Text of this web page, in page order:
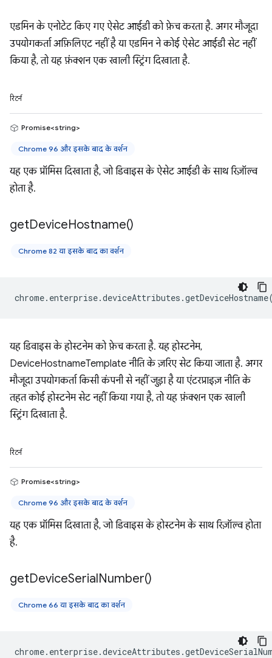
एडमिन के एनोटेट किए गए ऐसेट आईडी को फ़ेच करता है. अगर मौजूदा
उपयोगकर्ता अफ़िलिएट नहीं है या एडमिन ने कोई ऐसेट आईडी सेट नहीं
किया है, तो यह फ़ंक्शन एक खाली स्ट्रिंग दिखाता है.
रिटर्न
Promise<string>
Chrome 96 और इसके बाद के वर्शन
यह एक प्रॉमिस दिखाता है, जो डिवाइस के ऐसेट आईडी के साथ रिज़ॉल्व
होता है.
getDeviceHostname()
Chrome 82 या इसके बाद का वर्शन
chrome. enterprise.deviceAttributes .getDeviceHostname
यह डिवाइस के होस्टनेम को फ़ेच करता है. यह होस्टनेम,
DeviceHostnameTemplate नीति के ज़रिए सेट किया जाता है. अगर
मौजूदा उपयोगकर्ता किसी कंपनी से नहीं जुड़ा है या एंटरप्राइज़ नीति के
तहत कोई होस्टनेम सेट नहीं किया गया है, तो यह फ़ंक्शन एक खाली
स्ट्रिंग दिखाता है.
रिटर्न
Promise<string>
Chrome 96 और इसके बाद के वर्शन
यह एक प्रॉमिस दिखाता है, जो डिवाइस के होस्टनेम के साथ रिज़ॉल्व होता
है.
getDeviceSerialNumber()
Chrome 66 या इसके बाद का वर्शन
chrome. enterprise.deviceAttributes .